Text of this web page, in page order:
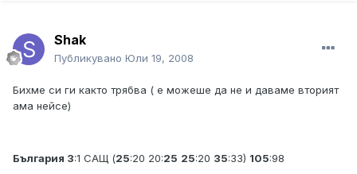
Shak
Публикувано Юли 19, 2008
Бихме си ги както трябва ( е можеше да не и даваме вторият
ама нейсе)
България 3:1 САЩ (25:20 20:25 25:20 35:33) 105:98